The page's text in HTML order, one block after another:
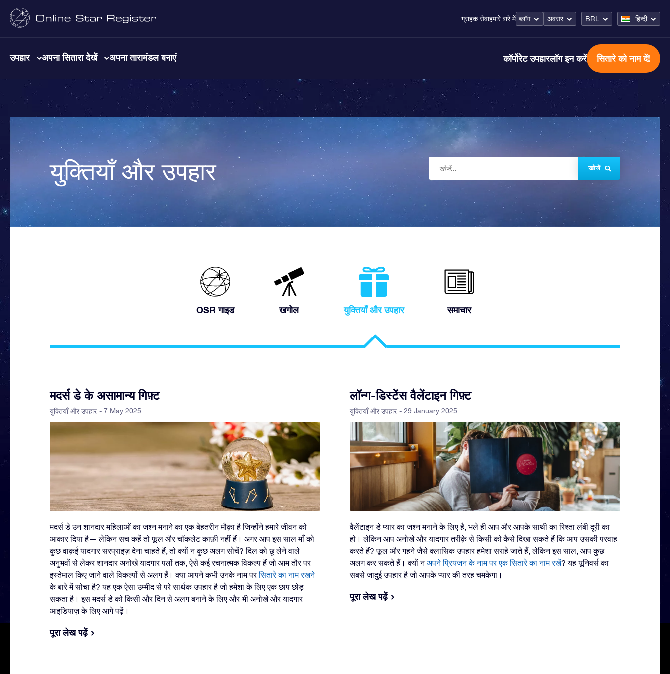
ग्राहक सेवाहमारे बारे में ब्लॉग अवसर BRL हिन्दी
उपहार अपना सितारा देखें अपना तारामंडल बनाएं कॉर्पोरेट उपहारलॉग इन करें सितारे को नाम दें!
युक्तियाँ और उपहार खोजें
OSR गाइड खगोल युक्तियाँ और उपहार समाचार
मदर्स डे के असामान्य गिफ़्ट
युक्तियाँ और उपहार - 7 May 2025
मदर्स डे उन शानदार महिलाओं का जश्न मनाने का एक बेहतरीन मौक़ा है जिन्होंने हमारे जीवन को
आकार दिया है— लेकिन सच कहें तो फूल और चॉकलेट काफ़ी नहीं हैं। अगर आप इस साल माँ को
कुछ वाक़ई यादगार सरप्राइज़ देना चाहते हैं, तो क्यों न कुछ अलग सोचें? दिल को छू लेने वाले
अनुभवों से लेकर शानदार अनोखे यादगार पलों तक, ऐसे कई रचनात्मक विकल्प हैं जो आम तौर पर
इस्तेमाल किए जाने वाले विकल्पों से अलग हैं। क्या आपने कभी उनके नाम परसितारे का नाम रखने
के बारे में सोचा है? यह एक ऐसा उम्मीद से परे सार्थक उपहार है जो हमेशा के लिए एक छाप छोड़
सकता है। इस मदर्स डे को किसी और दिन से अलग बनाने के लिए और भी अनोखे और यादगार
आइडियाज़ के लिए आगे पढ़ें।
पूरा लेख पढ़ें
लॉन्ग-डिस्टेंस वैलेंटाइन गिफ़्ट
युक्तियाँ और उपहार - 29 January 2025
वैलेंटाइन डे प्यार का जश्न मनाने के लिए है, भले ही आप और आपके साथी का रिश्ता लंबी दूरी का
हो। लेकिन आप अनोखे और यादगार तरीक़े से किसी को कैसे दिखा सकते हैं कि आप उसकी परवाह
करते हैं? फूल और गहने जैसे क्लासिक उपहार हमेशा सराहे जाते हैं, लेकिन इस साल, आप कुछ
अलग कर सकते हैं। क्यों नअपने प्रियजन के नाम पर एक सितारे का नाम रखें? यह यूनिवर्स का
सबसे जादुई उपहार है जो आपके प्यार की तरह चमकेगा।
पूरा लेख पढ़ें